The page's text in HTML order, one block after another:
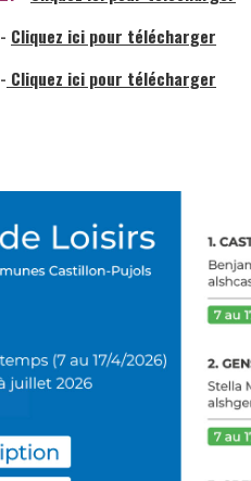
- Cliquez ici pour télécharger
- Cliquez ici pour télécharger